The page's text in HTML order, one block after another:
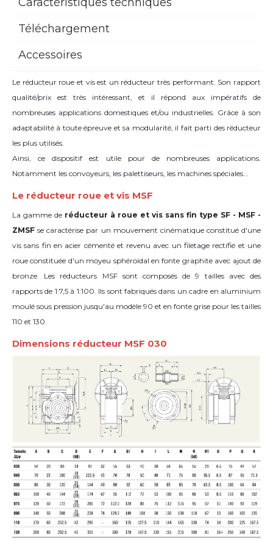
Téléchargement
Accessoires
Le réducteur roue et vis est un réducteur très performant. Son rapport
qualité/prix est très intéressant, et il répond aux impératifs de
nombreuses applications domestiques et/ou industrielles. Grâce à son
adaptabilité à toute épreuve et sa modularité, il fait parti des réducteur
les plus utilisés.
Ainsi, ce dispositif est utile pour de nombreuses applications.
Notamment les convoyeurs, les palettiseurs, les machines spéciales...
Le réducteur roue et vis MSF
La gamme de réducteur à roue et vis sans fin type SF - MSF -
ZMSFse caractérise par un mouvement cinématique constitué d'une
vis sans fin en acier cémenté et revenu avec un filetage rectifié et une
roue constituée d'un moyeu sphéroïdal en fonte graphite avec ajout de
bronze. Les réducteurs MSF sont composés de 9 tailles avec des
rapports de 1:7,5 à 1:100. Ils sont fabriqués dans un cadre en aluminium
moulé sous pression jusqu'au modèle 90 et en fonte grise pour les tailles
110 et 130.
Dimensions réducteur MSF 030